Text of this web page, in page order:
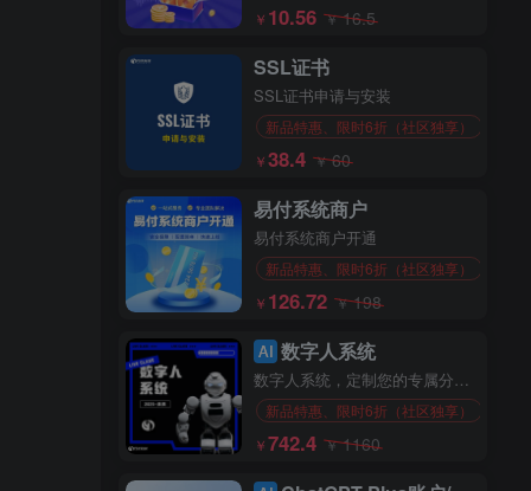
￥ 10.56 ￥16.5
SSL证书
SSL证书申请与安装
新品特惠、限时6折（社区独享）
￥38.4 ￥60
易付系统商户
易付系统商户开通
新品特惠、限时6折（社区独享）
￥ 126.72 ￥198
AI 数字人系统
新品特惠、限时6折（社区独享）
￥742.4 ￥1160